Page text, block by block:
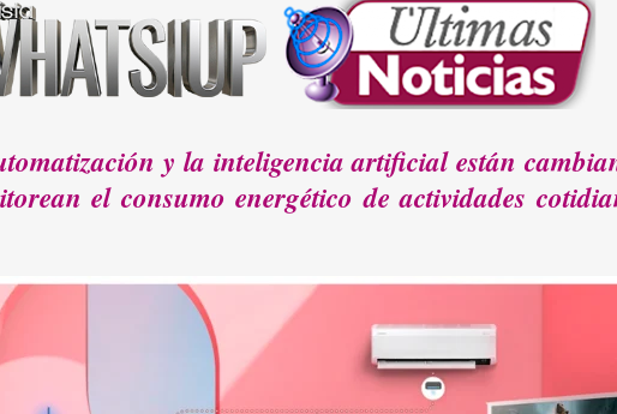
y la inteligencia artificial están
el consumo energético de actividades